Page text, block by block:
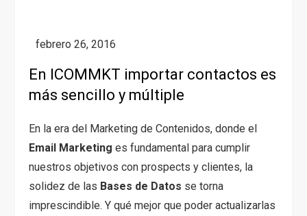
En ICOMMKT importar contactos es
más sencillo y múltiple
En la era del Marketing de Contenidos, donde el
Email Marketing es fundamental para cumplir
nuestros objetivos con prospects y clientes, la
solidez de las Bases de Datos se torna
imprescindible. Y qué mejor que poder actualizarlas